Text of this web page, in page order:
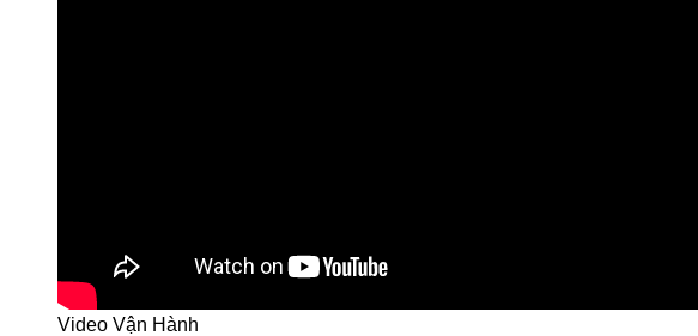
Video Vận Hành